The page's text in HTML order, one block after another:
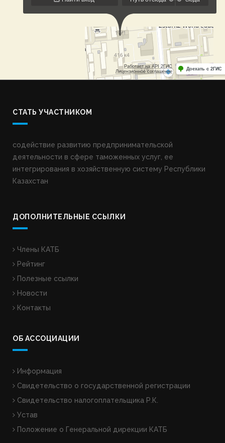
СТАТЬ УЧАСТНИКОМ
содействие развитию предпринимательской
деятельности в сфере таможенных услуг, ее
интегрирования в хозяйственную систему Республики
Казахстан
ДОПОЛНИТЕЛЬНЫЕ ССЫЛКИ
Члены КАТБ
Рейтинг
Полезные ссылки
Новости
Контакты
ОБ АССОЦИАЦИИ
Информация
Свидетельство о государственной регистрации
Свидетельство налогоплательщика Р.К.
Устав
Положение о Генеральной дирекции КАТБ